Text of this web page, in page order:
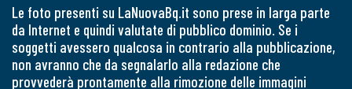
Le foto presenti su LaNuovaBq.it sono prese in larga parte
da Internet e quindi valutate di pubblico dominio. Se i
soggetti avessero qualcosa in contrario alla pubblicazione,
non avranno che da segnalarlo alla redazione che
provvederà prontamente alla rimozione delle immagini